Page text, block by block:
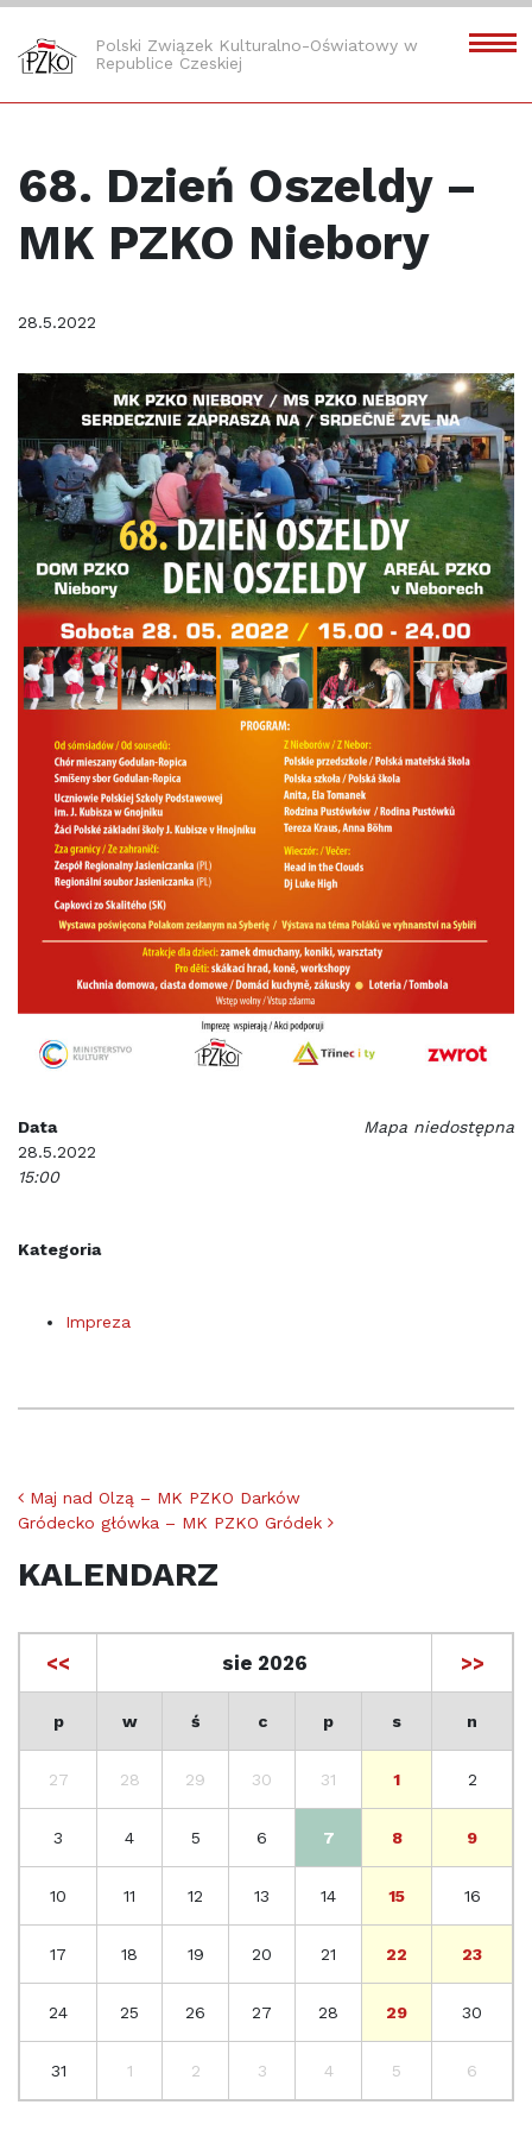
Polski Związek Kulturalno-Oświatowy w
Republice Czeskiej
68. Dzień Oszeldy –
MK PZKO Niebory
28.5.2022
Mapa niedostępna
Data
28.5.2022
15:00
Kategoria
Impreza
Nawigacja po artykułach
Maj nad Olzą – MK PZKO Darków
Gródecko główka – MK PZKO Gródek
KALENDARZ
<< sie 2026 >>
p w ś c p s n
27 28 29 30 31 1 2
3 4 5 6 7 8 9
10 11 12 13 14 15 16
17 18 19 20 21 22 23
24 25 26 27 28 29 30
31 1 2 3 4 5 6